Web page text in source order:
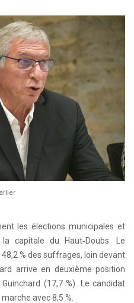
les élections municipales et
capitale du Haut‑Doubs. Le
% des suffrages, loin devant
arrive en deuxième position
(17,7 %). Le candidat
avec 8,5 %.